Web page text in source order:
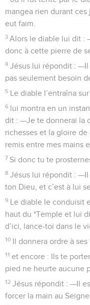
mangea rien durant
eut faim.
3 Alors le diable lui dit :
donc à cette pierre de
4 Jésus lui répondit : —Il
pas seulement besoin
5 Le diable l’entraîna
6 lui montra en un
dit : —Je te donnerai la
richesses et la gloire
remis entre mes mains
7 Si donc tu te
8 Jésus lui répondit : —Il
ton Dieu, et c’est à lui
9 Le diable le conduisit
haut du *Temple et lui
d’ici, lance-toi dans le
10 Il donnera ordre à
11 et encore : Ils te
pied ne heurte aucune
12 Jésus répondit : —Il
forcer la main au